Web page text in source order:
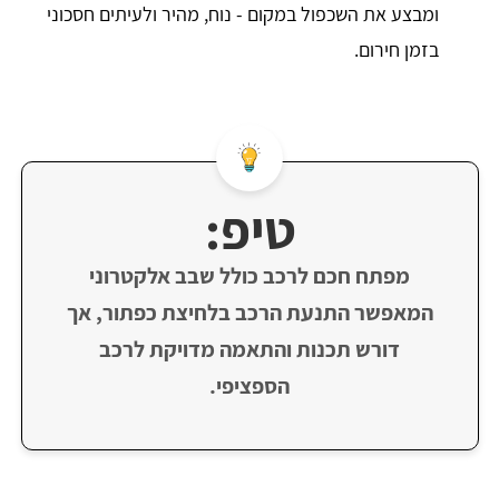
ומבצע את השכפול במקום - נוח, מהיר ולעיתים חסכוני
בזמן חירום.
טיפ:
מפתח חכם לרכב כולל שבב אלקטרוני
המאפשר התנעת הרכב בלחיצת כפתור, אך
דורש תכנות והתאמה מדויקת לרכב
הספציפי.